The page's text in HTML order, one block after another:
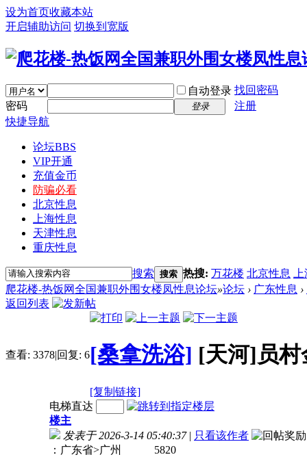
设为首页收藏本站
开启辅助访问 切换到宽版
自动登录 找回密码
密码
登录
注册
快捷导航
论坛BBS
VIP开通
充值金币
防骗必看
北京性息
上海性息
天津性息
重庆性息
搜索 搜索 热搜: 万花楼 北京性息
爬花楼-热饭网全国兼职外围女楼凤性息论坛»论坛 › 广东性息 ›
返回列表
查看: 3378|回复: 6[桑拿洗浴] [天河]员村
[复制链接]
电梯直达
楼主
发表于 2026-3-14 05:40:37 | 只看该作者
：广东省>广州 5820